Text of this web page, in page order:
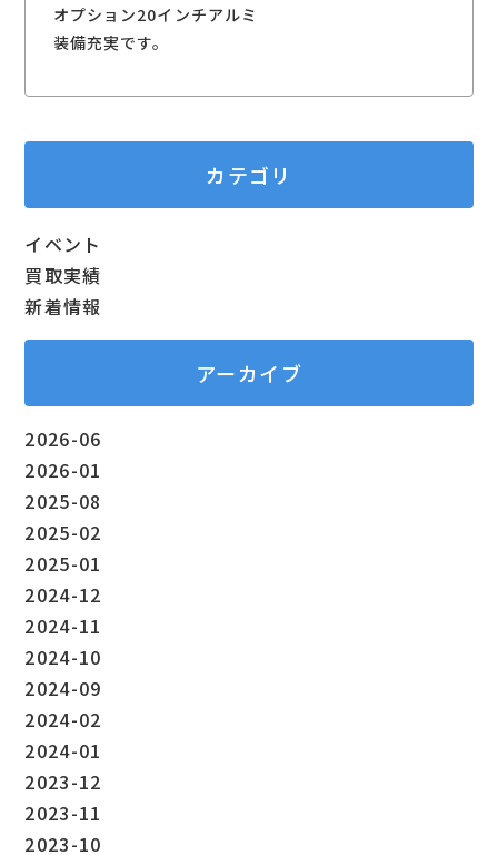
オプション20インチアルミ
装備充実です。
カテゴリ
イベント
買取実績
新着情報
アーカイブ
2026-06
2026-01
2025-08
2025-02
2025-01
2024-12
2024-11
2024-10
2024-09
2024-02
2024-01
2023-12
2023-11
2023-10